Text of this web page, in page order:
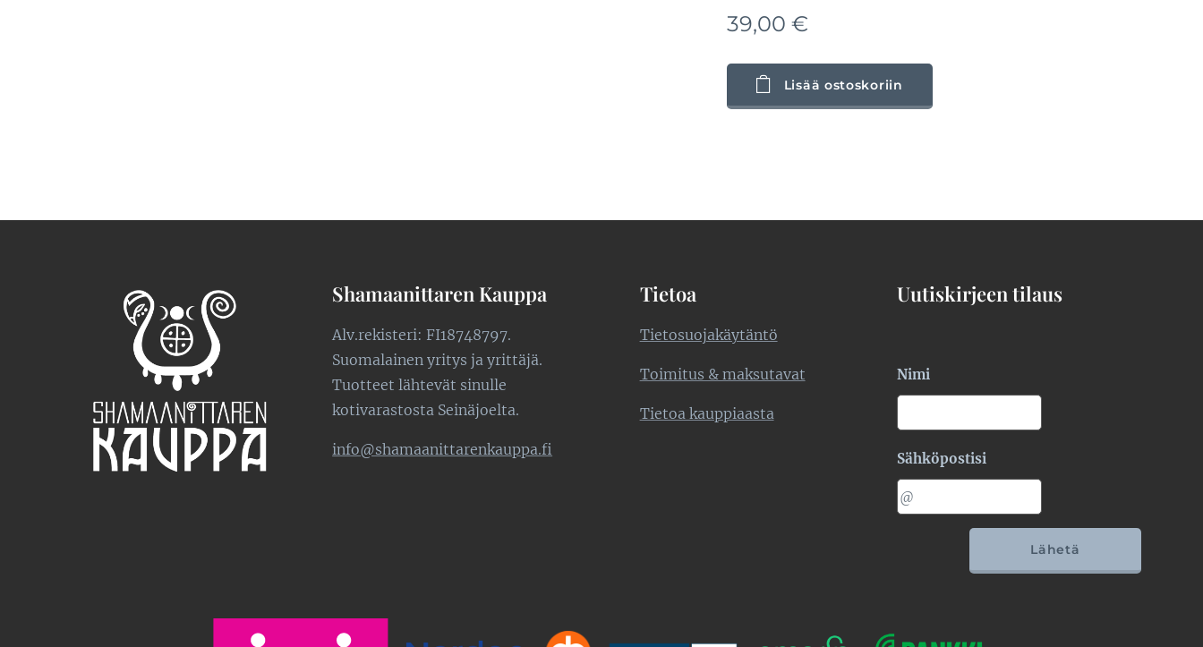
39,00 €
Lisää ostoskoriin
Shamaanittaren Kauppa
Alv.rekisteri: FI18748797.
Suomalainen yritys ja yrittäjä.
Tuotteet lähtevät sinulle
kotivarastosta Seinäjoelta.
info@shamaanittarenkauppa.fi
Tietoa
Tietosuojakäytäntö
Toimitus & maksutavat
Tietoa kauppiaasta
Uutiskirjeen tilaus
Nimi
Sähköpostisi
Lähetä